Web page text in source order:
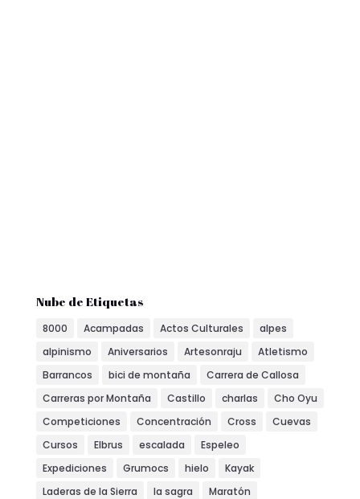
Nube de Etiquetas
8000 Acampadas Actos Culturales
alpes
alpinismo
Aniversarios Artesonraju
Atletismo
Barrancos
bici de montaña
Carrera de Callosa
Carreras por Montaña
Castillo charlas
Cho Oyu
Competiciones
Concentración Cross
Cuevas
Cursos
Elbrus escalada
Espeleo
Expediciones
Grumocs hielo
Kayak
Laderas de la Sierra
la sagra
Maratón